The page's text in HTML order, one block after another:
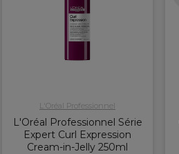
L'Oréal Professionnel
L'Oréal Professionnel Série
Expert Curl Expression
Cream-in-Jelly 250ml